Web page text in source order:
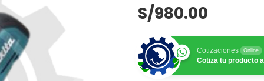
S/980.00
Cotizaciones Online
Cotiza tu producto